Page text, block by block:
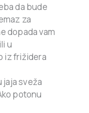
da bude
za
dopada vam
u
iz frižidera
jaja sveža
potonu